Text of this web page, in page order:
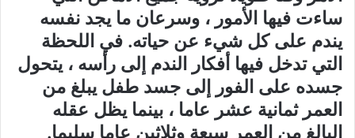
ساءت فيها الأمور ، وسرعان ما يجد نفسه
يندم على كل شيء عن حياته. في اللحظة
التي تدخل فيها أفكار الندم إلى رأسه ، يتحول
جسده على الفور إلى جسد طفل يبلغ من
العمر ثمانية عشر عاما ، بينما يظل عقله
البالغ من العمر سبعة وثلاثين عاما سليما.